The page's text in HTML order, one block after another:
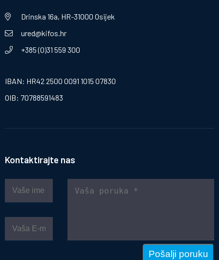
Drinska 16a, HR-31000 Osijek
ured@kifos.hr
+385 (0)31 559 300
IBAN: HR42 2500 0091 1015 07830
OIB: 70788591483
Kontaktirajte nas
Pošalji poruku